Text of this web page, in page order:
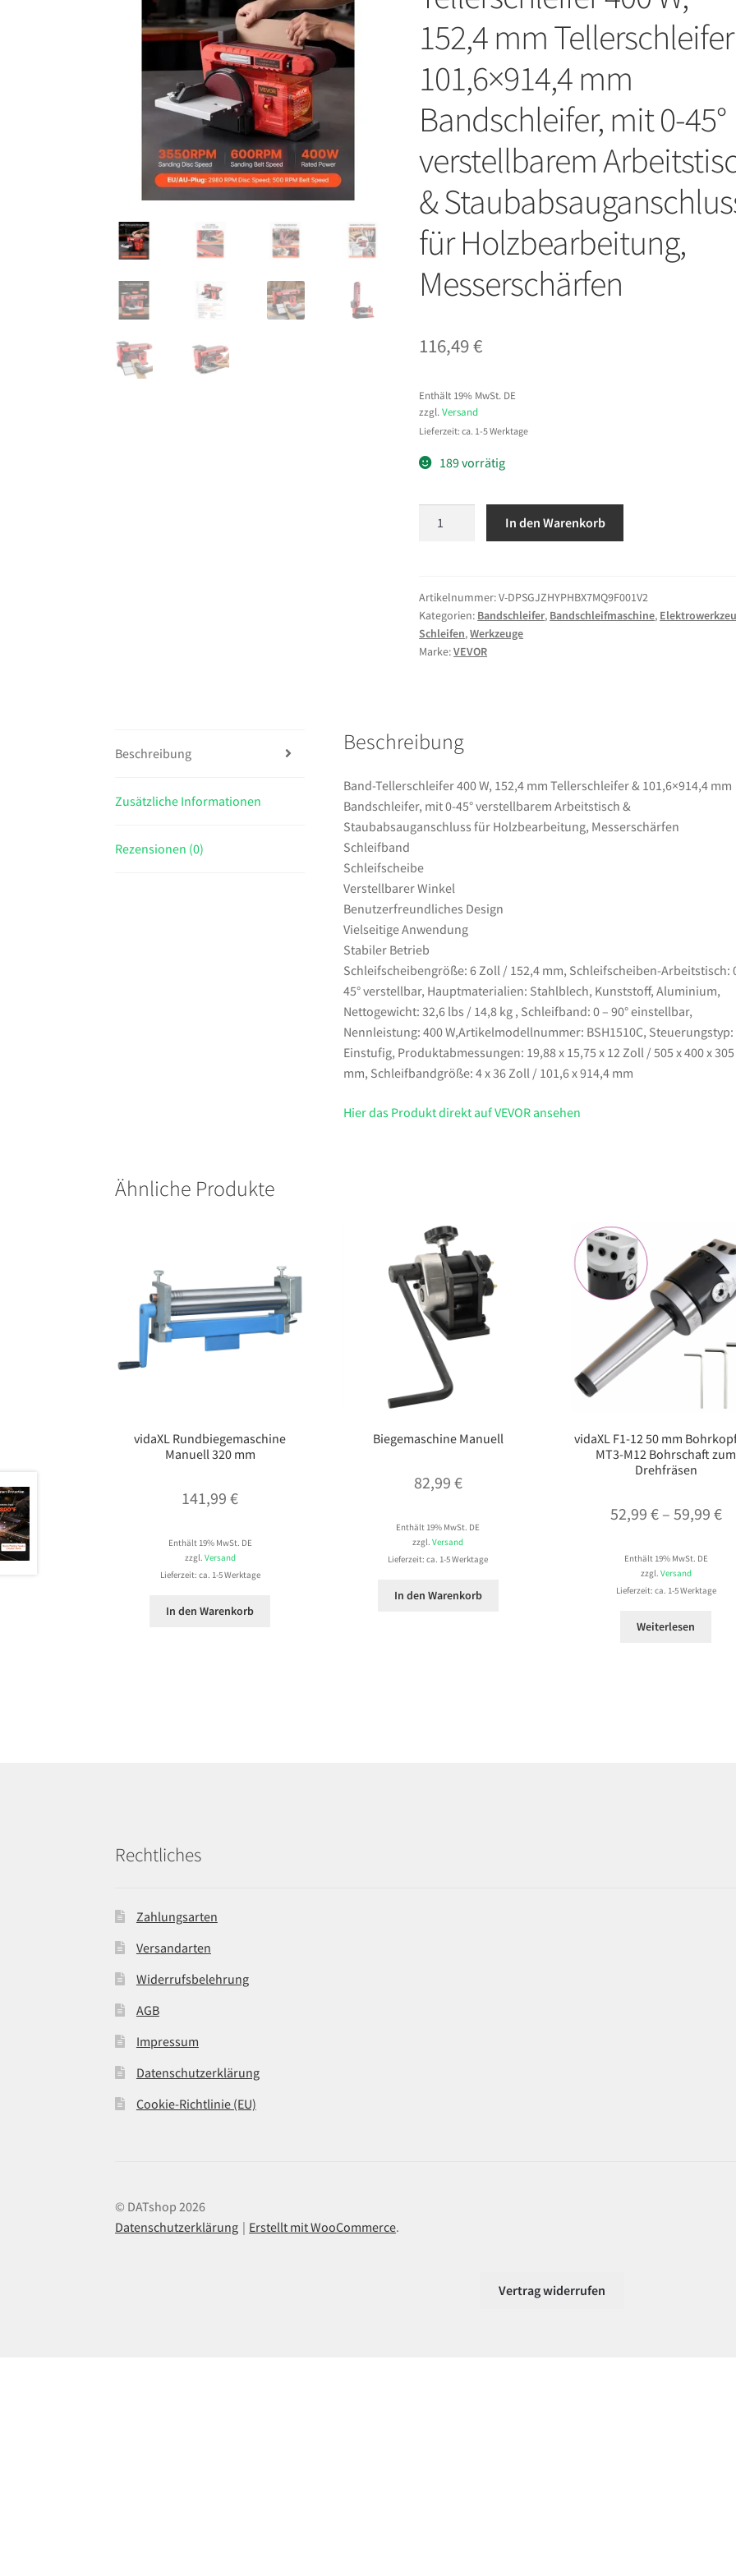
152,4 mm
101,6×914,4 mm
Bandschleifer, mit 0-45°
verstellbarem
&
für Holzbearbeitung,
Messerschärfen
116,49€
Enthält 19% MwSt. DE
zzgl.Versand
Lieferzeit: ca. 1-5 Werktage
189 vorrätig
W,
152,4
mm
Tellerschleifer
Bandschleifer,
0-
45°
verstellbarem
&
Staubabsauganschluss
für
Holzbearbeitung,
Messerschärfen
Menge
In den Warenkorb
Artikelnummer:V-DPSGJZHYPHBX7MQ9F001V2
Kategorien: Bandschleifer, Bandschleifmaschine,
Schleifen,Werkzeuge
Marke:VEVOR
Beschreibung
Zusätzliche Informationen
Rezensionen (0)
Beschreibung
Band-Tellerschleifer 400 W, 152,4 mm Tellerschleifer & 101,6×914,4 mm
Bandschleifer, mit 0-45° verstellbarem Arbeitstisch &
Staubabsauganschluss für Holzbearbeitung, Messerschärfen
Schleifband
Schleifscheibe
Verstellbarer Winkel
Benutzerfreundliches Design
Vielseitige Anwendung
Stabiler Betrieb
Schleifscheibengröße: 6 Zoll / 152,4 mm, Schleifscheiben-Arbeitstisch:
45° verstellbar, Hauptmaterialien: Stahlblech, Kunststoff, Aluminium,
Nettogewicht: 32,6 lbs / 14,8 kg , Schleifband: 0 – 90° einstellbar,
Nennleistung: 400 W,Artikelmodellnummer: BSH1510C, Steuerungstyp:
Einstufig, Produktabmessungen: 19,88 x 15,75 x 12 Zoll / 505 x 400 x 305
mm, Schleifbandgröße: 4 x 36 Zoll / 101,6 x 914,4 mm
Hier das Produkt direkt auf VEVOR ansehen
Ähnliche Produkte
vidaXL Rundbiegemaschine
Manuell 320 mm
141,99€
Enthält 19% MwSt. DE
zzgl. Versand
Lieferzeit: ca. 1-5 Werktage
In den Warenkorb
Biegemaschine Manuell
82,99 €
Enthält 19% MwSt. DE
zzgl.Versand
Lieferzeit: ca. 1-5 Werktage
In den Warenkorb
vidaXL F1-12 50 mm
MT3-M12 Bohrschaft zum
Drehfräsen
52,99 € – 59,99 €
Enthält 19% MwSt. DE
zzgl. Versand
Lieferzeit: ca. 1-5 Werktage
Weiterlesen
Rechtliches
Zahlungsarten
Versandarten
Widerrufsbelehrung
AGB
Impressum
Datenschutzerklärung
Cookie-Richtlinie (EU)
© DATshop 2026
Datenschutzerklärung
Erstellt mit WooCommerce.
Vertrag widerrufen